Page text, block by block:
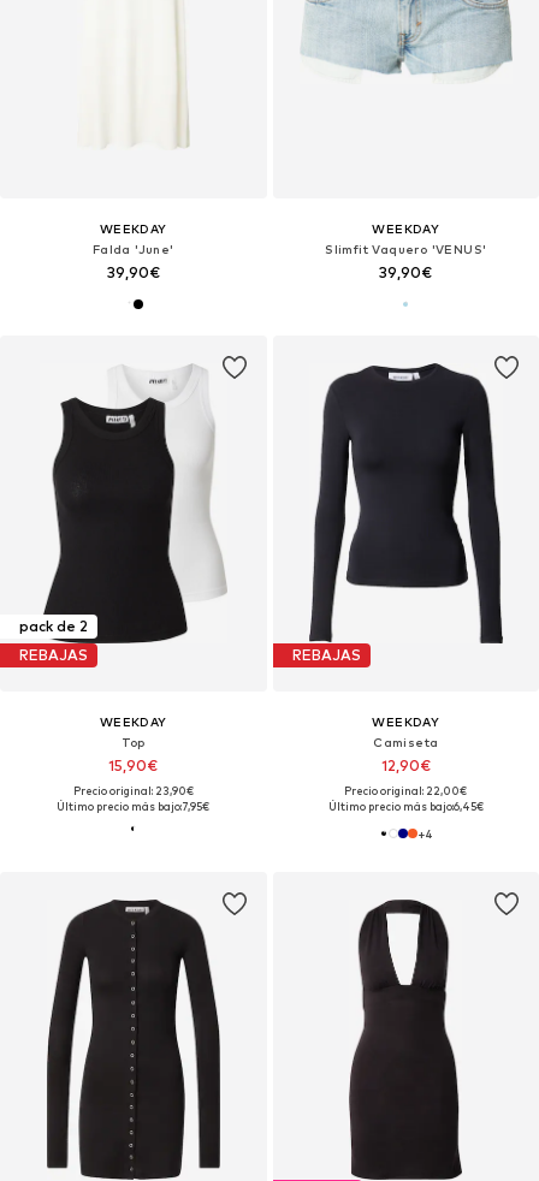
WEEKDAY
Falda 'June'
39,90€
WEEKDAY
Slimfit Vaquero 'VENUS'
39,90€
pack de 2
REBAJAS
WEEKDAY
Top
15,90€
Precio original: 23,90€
Último precio más bajo:7,95€
REBAJAS
WEEKDAY
Camiseta
12,90€
Precio original: 22,00€
Último precio más bajo:6,45€
+4